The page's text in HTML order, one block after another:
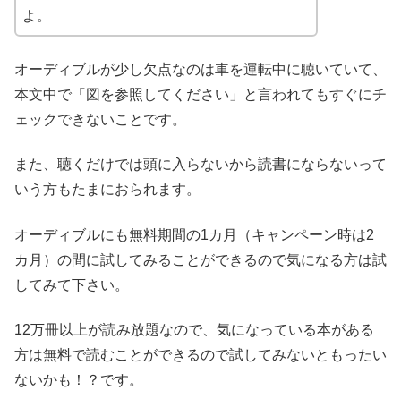
よ。
オーディブルが少し欠点なのは車を運転中に聴いていて、
本文中で「図を参照してください」と言われてもすぐにチ
ェックできないことです。
また、聴くだけでは頭に入らないから読書にならないって
いう方もたまにおられます。
オーディブルにも無料期間の1カ月（キャンペーン時は2
カ月）の間に試してみることができるので気になる方は試
してみて下さい。
12万冊以上が読み放題なので、気になっている本がある
方は無料で読むことができるので試してみないともったい
ないかも！？です。